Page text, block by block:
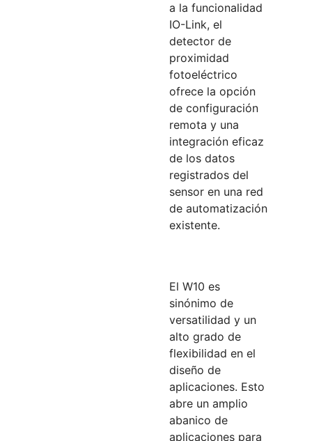
a la funcionalidad
IO-Link, el
detector de
proximidad
fotoeléctrico
ofrece la opción
de configuración
remota y una
integración eficaz
de los datos
registrados del
sensor en una red
de automatización
existente.
El W10 es
sinónimo de
versatilidad y un
alto grado de
flexibilidad en el
diseño de
aplicaciones. Esto
abre un amplio
abanico de
aplicaciones para